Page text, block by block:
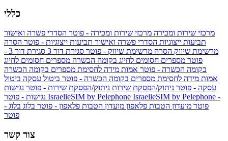
כללי
מרכזי שירות ומכירה מרכזי שירות ומכירה - פוטר הסדרי פשרה ואישור
תביעות ייצוגיות הסדרי פשרה ואישור תביעות ייצוגיות - פוטר הסרה
מרשימת שיווק הסרה מרשימת שיווק - פוטר סגירת דור 3
סגירת דור 3 -
פוטר מספרים חסומים לחיוג בקומה הכשרה מספרים חסומים לחיוג
בקומה הכשרה - פוטר אמות מידה לחסימת מספרים בקומה הכשרה
אמות מידה לחסימת מספרים בקומה הכשרה - פוטר ביטול עסקה ביטול
עסקה - פוטר ניתוק/הפסקת שירות ניתוק/הפסקת שירות - פוטר נגישות
IsraelieSIM by Pelephone IsraelieSIM by Pelephone -
פוטר מועדון הטבות פלאפון מועדון הטבות פלאפון - פוטר בלוג בלוג -
פוטר
צור קשר